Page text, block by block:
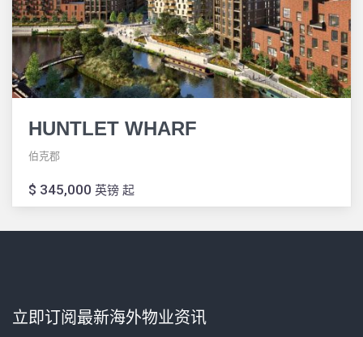
HUNTLET WHARF
伯克郡
$ 345,000 英镑 起
立即订阅最新海外物业资讯